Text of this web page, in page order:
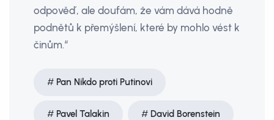
odpověď, ale doufám, že vám dává hodně
podnětů k přemýšlení, které by mohlo vést k
činům.“
Pan Nikdo proti Putinovi
Pavel Talakin David Borenstein